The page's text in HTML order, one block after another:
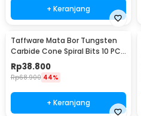
+ Keranjang
Taffware Mata Bor Tungsten
Carbide Cone Spiral Bits 10 PCS
- GJ0106
Rp38.800
Rp68.900 44%
+ Keranjang